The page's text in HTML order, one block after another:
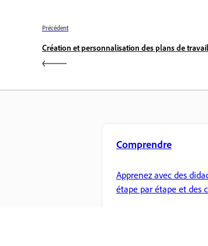
Précédent
Création et personnalisation des plans de travail
Comprendre
Apprenez avec des
étape par étape et des